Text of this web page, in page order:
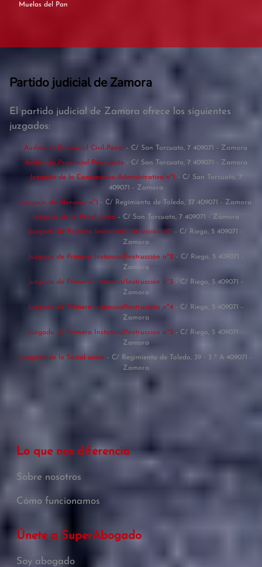
Muelas del Pan
Partido judicial de Zamora
El partido judicial de Zamora ofrece los siguientes
juzgados:
Audiencia Provincial Civil-Penal - C/ San Torcuato, 7 409071 - Zamora
Audiencia Provincial Presidente - C/ San Torcuato, 7 409071 - Zamora
Juzgado de lo Contencioso-Administrativo nº1 - C/ San Torcuato, 7
409071 - Zamora
Juzgado de Menores nº1 - C/ Regimiento de Toledo, 37 409071 - Zamora
Juzgado de lo Penal único - C/ San Torcuato, 7 409071 - Zamora
Juzgado de Primera Instancia/Instrucción nº1 - C/ Riego, 5 409071 -
Zamora
Juzgado de Primera Instancia/Instrucción nº2 - C/ Riego, 5 409071 -
Zamora
Juzgado de Primera Instancia/Instrucción nº3 - C/ Riego, 5 409071 -
Zamora
Juzgado de Primera Instancia/Instrucción nº4 - C/ Riego, 5 409071 -
Zamora
Juzgado de Primera Instancia/Instrucción nº5 - C/ Riego, 5 409071 -
Zamora
Juzgado de lo Social único - C/ Regimiento de Toledo, 39 - 3 º A 409071 -
Zamora
Lo que nos diferencia
Sobre nosotros
Cómo funcionamos
Únete a SuperAbogado
Soy abogado